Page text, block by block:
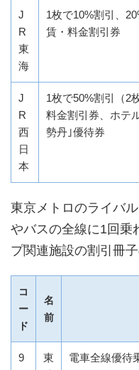
J
R
東
海
1枚で10%割引、
賃・料金割引券
J
R
西
日
本
1枚で50%割引（2
料金割引券、ホテ
勢丹｣優待券
東京メトロのライバ
やバスの全線に1回乗
プ関連施設の割引冊
コ
ー
ド
名
前
9
東
電車全線優待